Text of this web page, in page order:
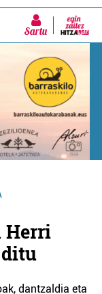
Sartu
Herri
ditu
dantzaldia eta